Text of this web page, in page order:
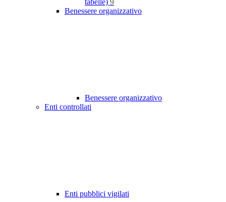
tabelle) 9
Benessere organizzativo
Benessere organizzativo
Enti controllati
Enti pubblici vigilati